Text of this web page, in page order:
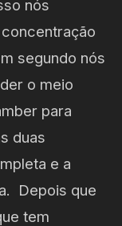
nós
segundo nós
o meio
para
duas
e a
Depois que
tem